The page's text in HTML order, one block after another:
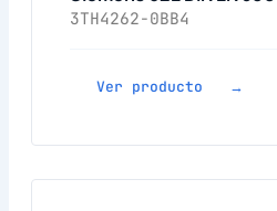
3TH4262-0BB4
Ver producto →